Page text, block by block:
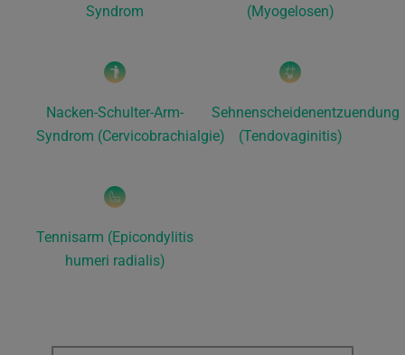
Syndrom
(Myogelosen)
Nacken-Schulter-Arm-
Syndrom (Cervicobrachialgie)
Sehnenscheidenentzuendung
(Tendovaginitis)
Tennisarm (Epicondylitis
humeri radialis)